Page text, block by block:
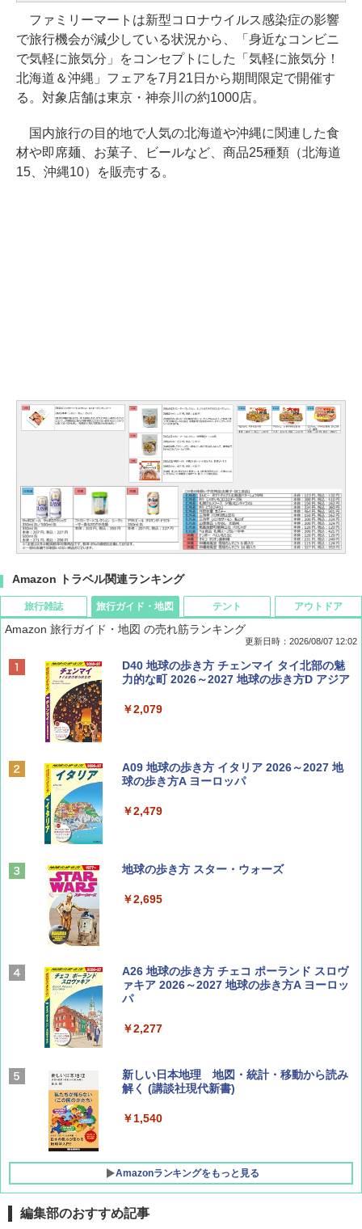
ファミリーマートは新型コロナウイルス感染症の影響
で旅行機会が減少している状況から、「身近なコンビニ
で気軽に旅気分」をコンセプトにした「気軽に旅気分！
北海道＆沖縄」フェアを7月21日から期間限定で開催す
る。対象店舗は東京・神奈川の約1000店。
国内旅行の目的地で人気の北海道や沖縄に関連した食
材や即席麺、お菓子、ビールなど、商品25種類（北海道
15、沖縄10）を販売する。
Amazon トラベル関連ランキング
旅行雑誌
ディズニーファン ２０２６年 ９月号 [雑
誌] (ＤＩＳＮＥＹ ＦＡＮ)
￥713
BE-PAL(ビ-パル) 2026年 9 月号【特別付録:
SOTO ミニマル"旅"財布 ランダム2種】
￥1,500
山と溪谷 2026年8月号「南アルプス大全」
￥1,540
Coyote No.89 特集 星野道夫 夢見る旅
￥1,540
AIRLINE（エアライン）2026年9月号【特
集】ボーイング110周年を祝して！
￥1,760
旅行ガイド・地図
Amazon 旅行ガイド・地図 の売れ筋ランキング
更新日時：2026/08/07 12:02
D40 地球の歩き方 チェンマイ タイ北部の魅
力的な町 2026～2027 地球の歩き方D アジア
￥2,079
A09 地球の歩き方 イタリア 2026～2027 地
球の歩き方A ヨーロッパ
￥2,479
地球の歩き方 スター・ウォーズ
￥2,695
A26 地球の歩き方 チェコ ポーランド スロヴ
ァキア 2026～2027 地球の歩き方A ヨーロッ
パ
￥2,277
新しい日本地理 地図・統計・移動から読み
解く (講談社現代新書)
￥1,540
Amazonランキングをもっと見る
テント アウトドア
編集部のおすすめ記事